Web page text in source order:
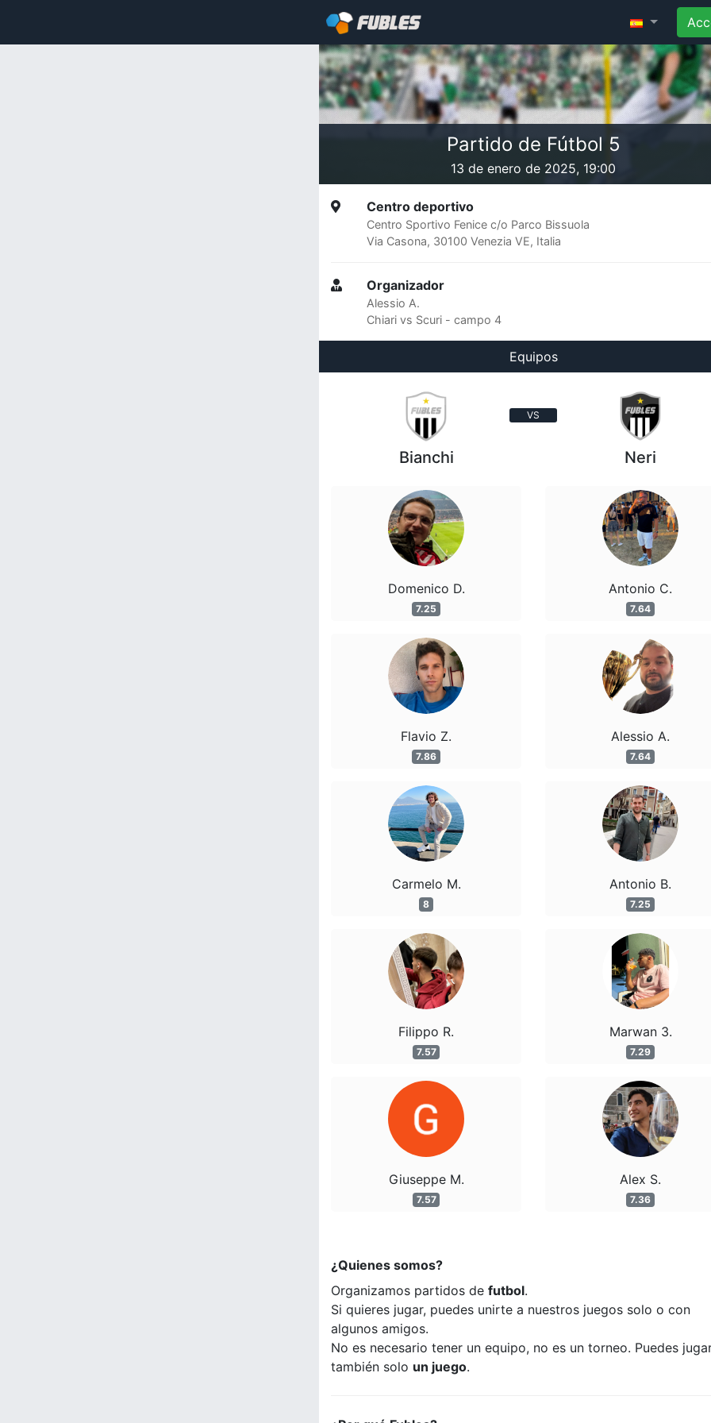
Partido de Fútbol 5
13 de enero de 2025, 19:00
Centro deportivo
Centro Sportivo Fenice c/o Parco Bissuola
Via Casona, 30100 Venezia VE, Italia
Organizador
Alessio A.
Chiari vs Scuri - campo 4
Equipos
VS
Bianchi
Domenico D.
7.25
Flavio Z.
7.86
Carmelo M.
8
Filippo R.
7.57
Giuseppe M.
7.57
Neri
Antonio C.
7.64
Alessio A.
7.64
Antonio B.
7.25
Marwan 3.
7.29
Alex S.
7.36
¿Quienes somos?
Organizamos partidos de futbol.
Si quieres jugar, puedes unirte a nuestros juegos solo o con
algunos amigos.
No es necesario tener un equipo, no es un torneo. Puedes
también solo un juego.